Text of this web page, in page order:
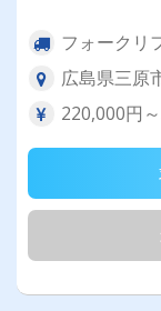
フォークリ
広島県三原
220,000円